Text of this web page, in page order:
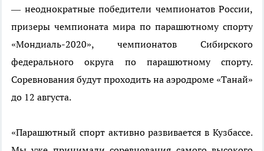
— неоднократные победители чемпионатов России,
призеры чемпионата мира по парашютному спорту
«Мондиаль-2020», чемпионатов Сибирского
федерального округа по парашютному спорту.
Соревнования будут проходить на аэродроме «Танай»
до 12 августа.
«Парашютный спорт активно развивается в Кузбассе.